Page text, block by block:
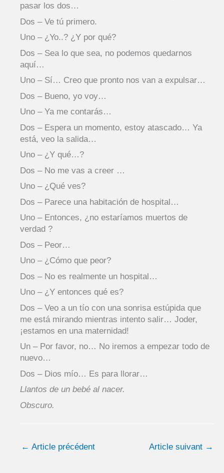
pasar los dos…
Dos – Ve tú primero.
Uno – ¿Yo..? ¿Y por qué?
Dos – Sea lo que sea, no podemos quedarnos
aquí…
Uno – Sí… Creo que pronto nos van a expulsar…
Dos – Bueno, yo voy…
Uno – Ya me contarás…
Dos – Espera un momento, estoy atascado… Ya
está, veo la salida…
Uno – ¿Y qué…?
Dos – No me vas a creer …
Uno – ¿Qué ves?
Dos – Parece una habitación de hospital…
Uno – Entonces, ¿no estaríamos muertos de
verdad ?
Dos – Peor…
Uno – ¿Cómo que peor?
Dos – No es realmente un hospital…
Uno – ¿Y entonces qué es?
Dos – Veo a un tío con una sonrisa estúpida que
me está mirando mientras intento salir… Joder,
¡estamos en una maternidad!
Un – Por favor, no… No iremos a empezar todo de
nuevo…
Dos – Dios mío… Es para llorar…
Llantos de un bebé al nacer.
Obscuro.
← Article précédent Article suivant →